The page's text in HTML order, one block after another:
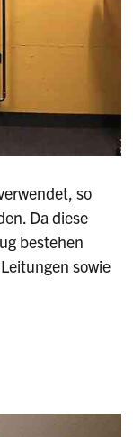
so
Da diese
bestehen
sowie